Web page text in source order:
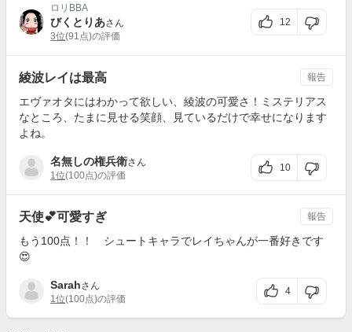
ロリBBA
びくとりあさん
3位(91点)の評価
12
綾波レイは最高
エヴァオタにはわかって欲しい、綾波の可愛さ！ミステリアス
なところ、たまに見せる笑顔、見ているだけで幸せになります
よね。
名無しの権兵衛さん
1位(100点)の評価
10
報告
天使💕可愛すぎ
もう100点！！ シュートキャラでレイちゃんが一番好きです
😍
Sarahさん
1位(100点)の評価
4
報告